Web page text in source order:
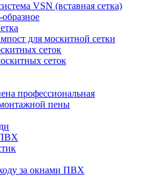
VSN (вставная сетка)
для москитной сетки
сеток
сеток
профессиональная
пены
за окнами ПВХ